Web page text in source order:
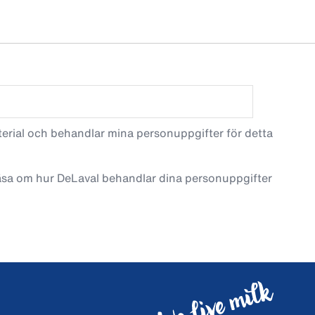
och behandlar mina personuppgifter för detta
om hur DeLaval behandlar dina personuppgifter